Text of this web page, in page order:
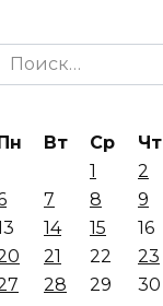
Search
Пн Вт Ср Чт
1
2
7 8 9
14 15 16
21 22 23
28 29 30